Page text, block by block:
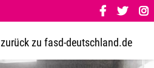
zurück zu fasd-deutschland.de